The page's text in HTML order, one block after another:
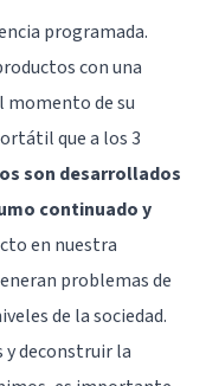
programada.
con una
momento de su
que a los 3
son desarrollados
continuado y
en nuestra
problemas de
de la sociedad.
y deconstruir la